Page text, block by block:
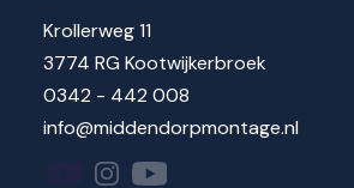
Krollerweg 11
3774 RG Kootwijkerbroek
0342 - 442 008
info@middendorpmontage.nl